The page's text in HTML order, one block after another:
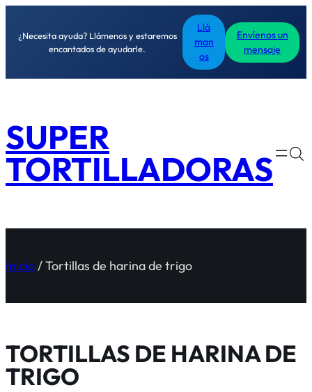
¿Necesita ayuda? Llámenos y estaremos
encantados de ayudarle.
Llá
man
os
Envíenos un
mensaje
SUPER
TORTILLADORAS
Inicio/ Tortillas de harina de trigo
TORTILLAS DE HARINA DE
TRIGO